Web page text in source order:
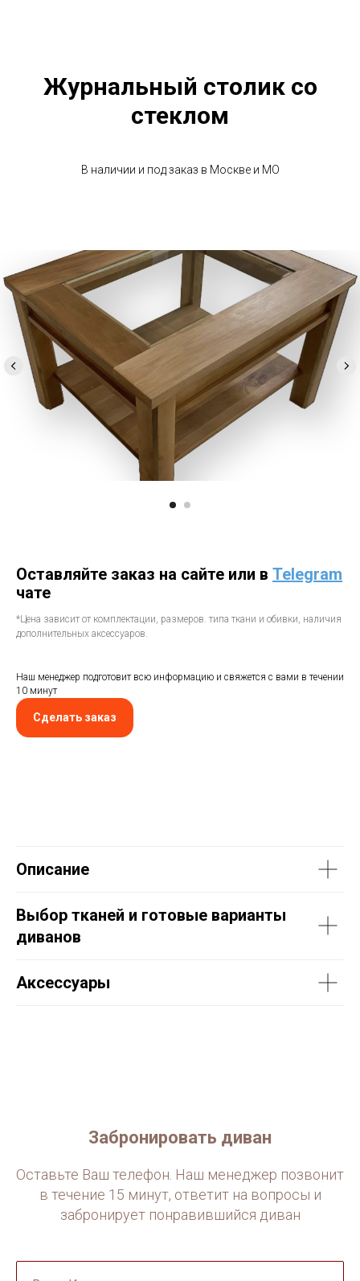
Журнальный столик со
стеклом
В наличии и под заказ в Москве и МО
Оставляйте заказ на сайте или в Telegram
чате
*Цена зависит от комплектации, размеров. типа ткани и обивки, наличия
дополнительных аксессуаров.
Наш менеджер подготовит всю информацию и свяжется с вами в течении
10 минут
Сделать заказ
Описание
Выбор тканей и готовые варианты
диванов
Аксессуары
Забронировать диван
Оставьте Ваш телефон. Наш менеджер позвонит
в течение 15 минут, ответит на вопросы и
забронирует понравившийся диван